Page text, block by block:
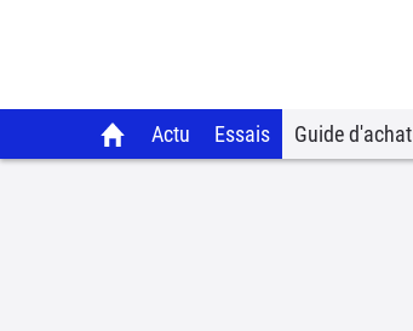
Actu Essais Guide d'achat